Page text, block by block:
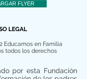
FLYER
LEGAL
Educamos en Familia
todos los derechos
por esta Fundación